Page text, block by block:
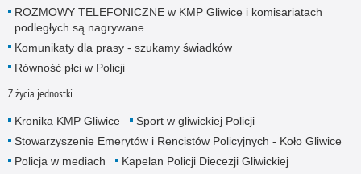
ROZMOWY TELEFONICZNE w KMP Gliwice i komisariatach
podległych są nagrywane
Komunikaty dla prasy - szukamy świadków
Równość płci w Policji
Z życia jednostki
Kronika KMP Gliwice
Sport w gliwickiej Policji
Stowarzyszenie Emerytów i Rencistów Policyjnych - Koło Gliwice
Policja w mediach
Kapelan Policji Diecezji Gliwickiej